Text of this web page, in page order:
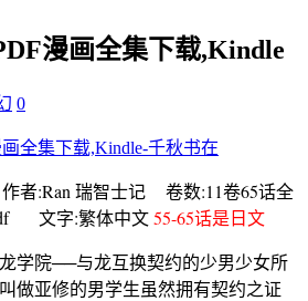
漫画全集下载,Kindle
0
者:Ran 瑞智士记 卷数:11卷65话全
文字:繁体中文55-65话是日文
学院──与龙互换契约的少男少女所
做亚修的男学生虽然拥有契约之证